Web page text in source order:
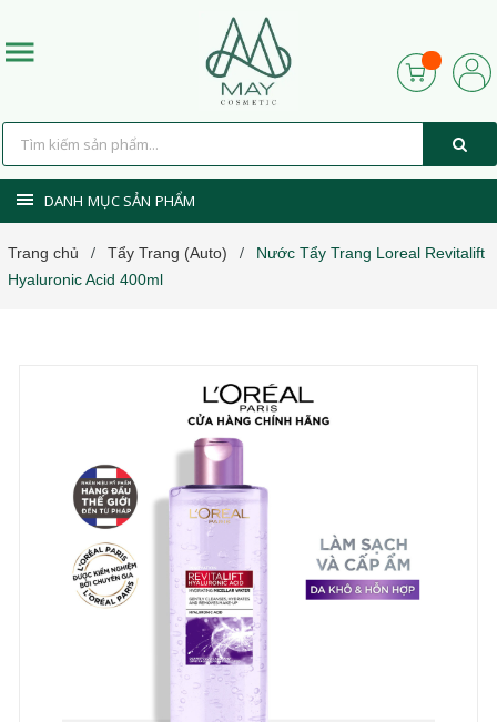
DANH MỤC SẢN PHẨM
Trang chủ / Tẩy Trang (Auto) /
Nước Tẩy Trang Loreal Revitalift
Hyaluronic Acid 400ml